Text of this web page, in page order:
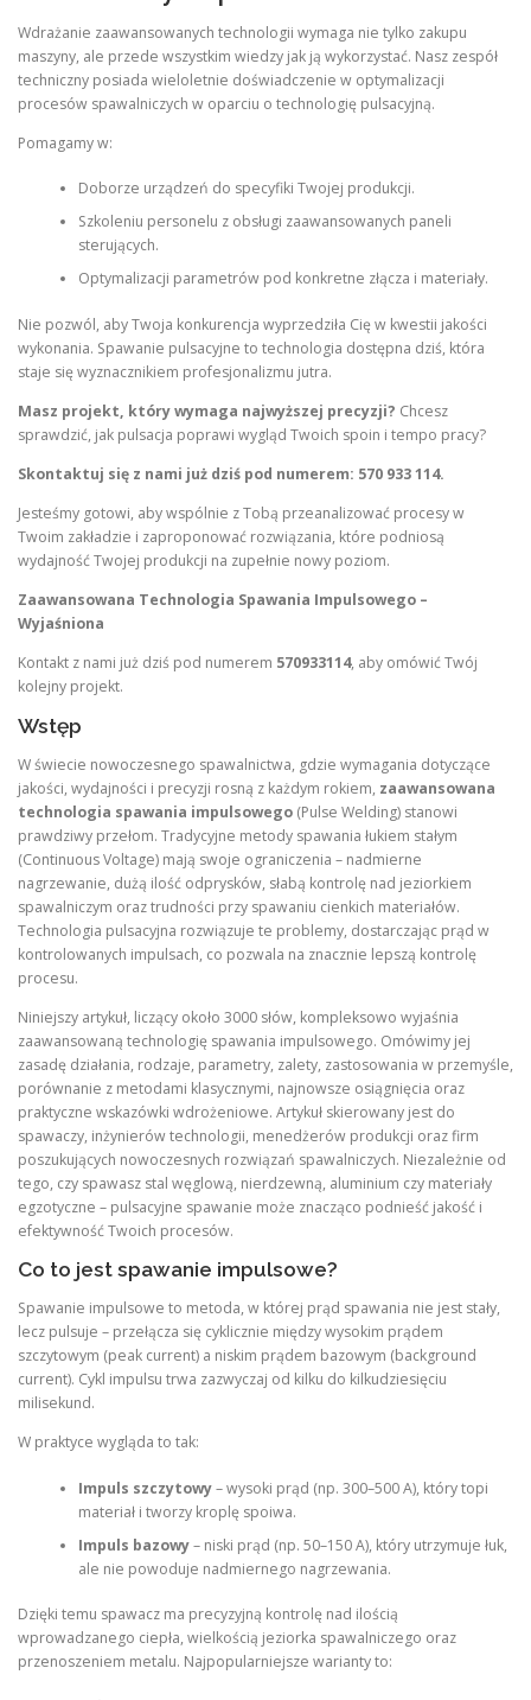
Wdrażanie zaawansowanych technologii wymaga nie tylko zakupu
maszyny, ale przede wszystkim wiedzy jak ją wykorzystać. Nasz zespół
techniczny posiada wieloletnie doświadczenie w optymalizacji
procesów spawalniczych w oparciu o technologię pulsacyjną.
Pomagamy w:
Doborze urządzeń do specyfiki Twojej produkcji.
Szkoleniu personelu z obsługi zaawansowanych paneli
sterujących.
Optymalizacji parametrów pod konkretne złącza i materiały.
Nie pozwól, aby Twoja konkurencja wyprzedziła Cię w kwestii jakości
wykonania. Spawanie pulsacyjne to technologia dostępna dziś, która
staje się wyznacznikiem profesjonalizmu jutra.
Masz projekt, który wymaga najwyższej precyzji? Chcesz
sprawdzić, jak pulsacja poprawi wygląd Twoich spoin i tempo pracy?
Skontaktuj się z nami już dziś pod numerem: 570 933 114.
Jesteśmy gotowi, aby wspólnie z Tobą przeanalizować procesy w
Twoim zakładzie i zaproponować rozwiązania, które podniosą
wydajność Twojej produkcji na zupełnie nowy poziom.
Zaawansowana Technologia Spawania Impulsowego –
Wyjaśniona
Kontakt z nami już dziś pod numerem 570933114, aby omówić Twój
kolejny projekt.
Wstęp
W świecie nowoczesnego spawalnictwa, gdzie wymagania dotyczące
jakości, wydajności i precyzji rosną z każdym rokiem, zaawansowana
technologia spawania impulsowego (Pulse Welding) stanowi
prawdziwy przełom. Tradycyjne metody spawania łukiem stałym
(Continuous Voltage) mają swoje ograniczenia – nadmierne
nagrzewanie, dużą ilość odprysków, słabą kontrolę nad jeziorkiem
spawalniczym oraz trudności przy spawaniu cienkich materiałów.
Technologia pulsacyjna rozwiązuje te problemy, dostarczając prąd w
kontrolowanych impulsach, co pozwala na znacznie lepszą kontrolę
procesu.
Niniejszy artykuł, liczący około 3000 słów, kompleksowo wyjaśnia
zaawansowaną technologię spawania impulsowego. Omówimy jej
zasadę działania, rodzaje, parametry, zalety, zastosowania w przemyśle,
porównanie z metodami klasycznymi, najnowsze osiągnięcia oraz
praktyczne wskazówki wdrożeniowe. Artykuł skierowany jest do
spawaczy, inżynierów technologii, menedżerów produkcji oraz firm
poszukujących nowoczesnych rozwiązań spawalniczych. Niezależnie od
tego, czy spawasz stal węglową, nierdzewną, aluminium czy materiały
egzotyczne – pulsacyjne spawanie może znacząco podnieść jakość i
efektywność Twoich procesów.
Co to jest spawanie impulsowe?
Spawanie impulsowe to metoda, w której prąd spawania nie jest stały,
lecz pulsuje – przełącza się cyklicznie między wysokim prądem
szczytowym (peak current) a niskim prądem bazowym (background
current). Cykl impulsu trwa zazwyczaj od kilku do kilkudziesięciu
milisekund.
W praktyce wygląda to tak:
Impuls szczytowy– wysoki prąd (np. 300–500 A), który topi
materiał i tworzy kroplę spoiwa.
Impuls bazowy– niski prąd (np. 50–150 A), który utrzymuje łuk,
ale nie powoduje nadmiernego nagrzewania.
Dzięki temu spawacz ma precyzyjną kontrolę nad ilością
wprowadzanego ciepła, wielkością jeziorka spawalniczego oraz
przenoszeniem metalu. Najpopularniejsze warianty to: